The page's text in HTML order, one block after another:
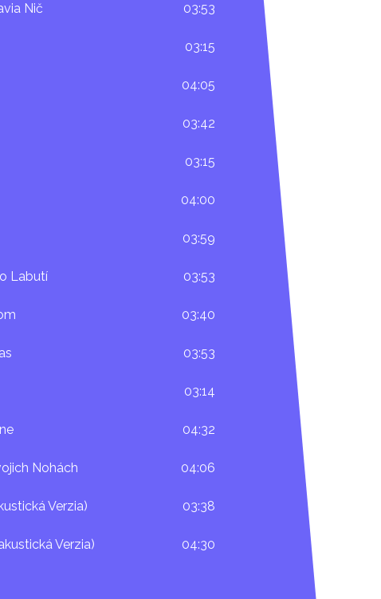
Nič 03:53
03:15
04:05
03:42
03:15
04:00
03:59
Labutí 03:53
03:40
03:53
03:14
04:32
Nohách 04:06
Verzia) 03:38
Verzia) 04:30